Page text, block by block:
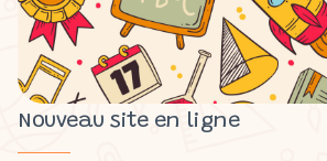
Nouveau site en ligne